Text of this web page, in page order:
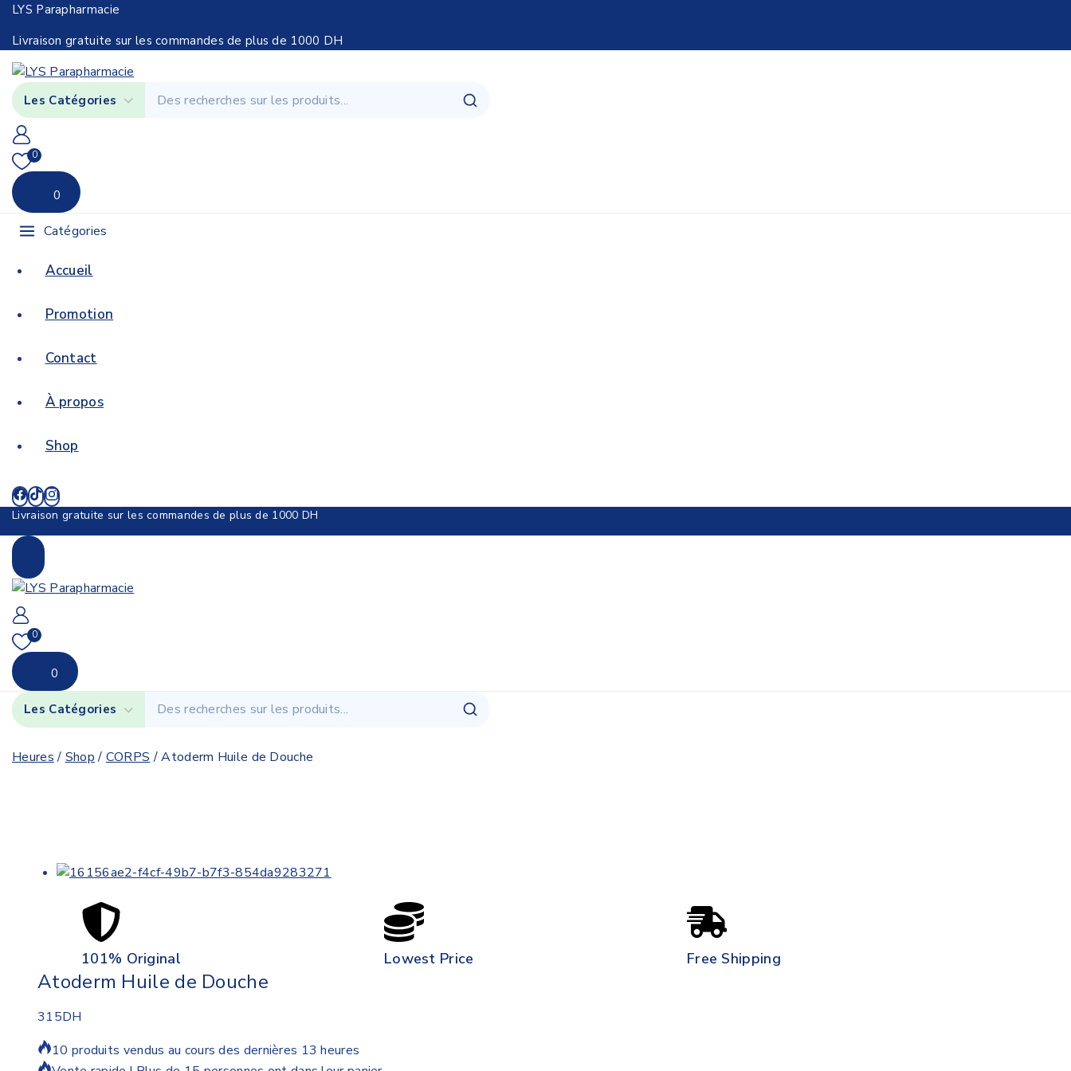
LYS Parapharmacie
Livraison gratuite sur les commandes de plus de 1000 DH
0
0
Catégories
Accueil
Promotion
Contact
À propos
Shop
Livraison gratuite sur les commandes de plus de 1000 DH
0
0
Heures / Shop / CORPS /Atoderm Huile de Douche
101% Original Lowest Price Free Shipping
Atoderm Huile de Douche
315DH
10 produits vendus au cours des dernières 13 heures